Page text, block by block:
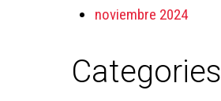
noviembre 2024
Categories